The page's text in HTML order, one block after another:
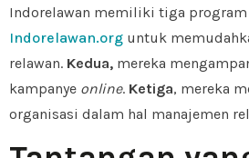
Indorelawan memiliki tiga program
Indorelawan.org untuk
relawan. Kedua, mereka
kampanye online. Ketiga, mereka
organisasi dalam hal manajemen